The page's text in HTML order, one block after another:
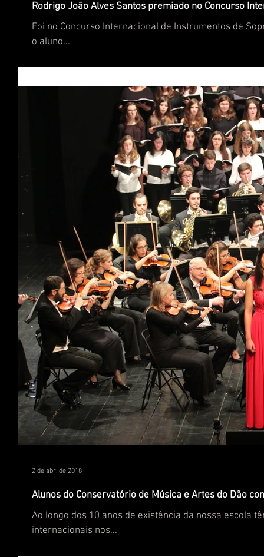
Rodrigo João Alves Santos premiado no Concurso
Foi no Concurso Internacional de Instrumentos de
o aluno...
Alunos do Conservatório de Música e Artes do Dão
Ao longo dos 10 anos de existência da nossa escola
internacionais nos...
2 de abr. de 2018